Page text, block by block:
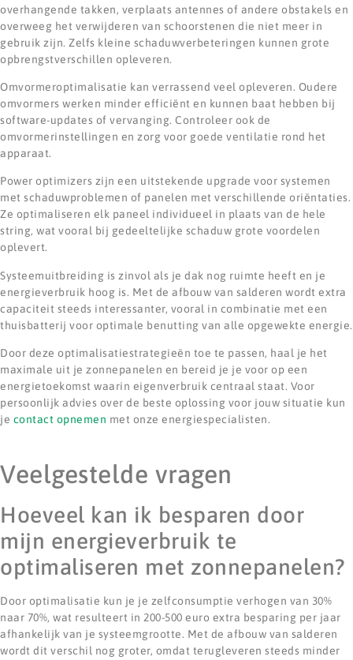
overhangende takken, verplaats antennes of andere obstakels en
overweeg het verwijderen van schoorstenen die niet meer in
gebruik zijn. Zelfs kleine schaduwverbeteringen kunnen grote
opbrengstverschillen opleveren.
Omvormeroptimalisatie kan verrassend veel opleveren. Oudere
omvormers werken minder efficiënt en kunnen baat hebben bij
software-updates of vervanging. Controleer ook de
omvormerinstellingen en zorg voor goede ventilatie rond het
apparaat.
Power optimizers zijn een uitstekende upgrade voor systemen
met schaduwproblemen of panelen met verschillende oriëntaties.
Ze optimaliseren elk paneel individueel in plaats van de hele
string, wat vooral bij gedeeltelijke schaduw grote voordelen
oplevert.
Systeemuitbreiding is zinvol als je dak nog ruimte heeft en je
energieverbruik hoog is. Met de afbouw van salderen wordt extra
capaciteit steeds interessanter, vooral in combinatie met een
thuisbatterij voor optimale benutting van alle opgewekte energie.
Door deze optimalisatiestrategieën toe te passen, haal je het
maximale uit je zonnepanelen en bereid je je voor op een
energietoekomst waarin eigenverbruik centraal staat. Voor
persoonlijk advies over de beste oplossing voor jouw situatie kun
je contact opnemen met onze energiespecialisten.
Veelgestelde vragen
Hoeveel kan ik besparen door
mijn energieverbruik te
optimaliseren met zonnepanelen?
Door optimalisatie kun je je zelfconsumptie verhogen van 30%
naar 70%, wat resulteert in 200-500 euro extra besparing per jaar
afhankelijk van je systeemgrootte. Met de afbouw van salderen
wordt dit verschil nog groter, omdat terugleveren steeds minder